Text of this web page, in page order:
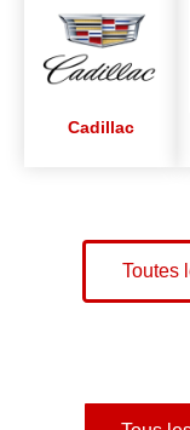
Cadillac
Toutes